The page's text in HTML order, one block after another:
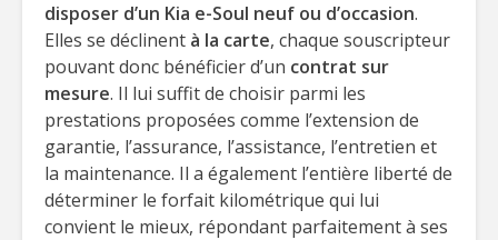
disposer d’un Kia e-Soul neuf ou d’occasion.
Elles se déclinent à la carte, chaque souscripteur
pouvant donc bénéficier d’un contrat sur
mesure. Il lui suffit de choisir parmi les
prestations proposées comme l’extension de
garantie, l’assurance, l’assistance, l’entretien et
la maintenance. Il a également l’entière liberté de
déterminer le forfait kilométrique qui lui
convient le mieux, répondant parfaitement à ses